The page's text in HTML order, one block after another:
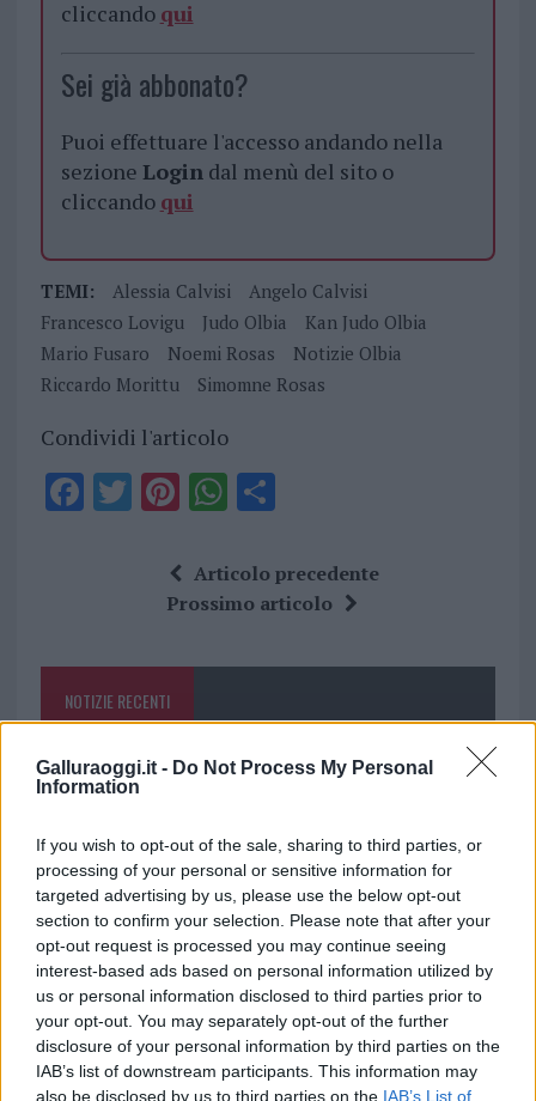
Galluraoggi.it - Do Not Process My Personal
Information
If you wish to opt-out of the sale, sharing to third parties, or
processing of your personal or sensitive information for
targeted advertising by us, please use the below opt-out
section to confirm your selection. Please note that after your
opt-out request is processed you may continue seeing
interest-based ads based on personal information utilized by
us or personal information disclosed to third parties prior to
your opt-out. You may separately opt-out of the further
disclosure of your personal information by third parties on the
IAB’s list of downstream participants. This information may
also be disclosed by us to third parties on the IAB’s List of
cliccando qui
Sei già abbonato?
Puoi effettuare l'accesso andando nella
sezione Logindal menù del sito o
cliccando qui
TEMI: Alessia Calvisi
Angelo Calvisi
Francesco Lovigu
Judo Olbia
Kan Judo Olbia
Mario Fusaro
Noemi Rosas
Notizie Olbia
Riccardo Morittu
Simomne Rosas
Condividi l'articolo
F
o
k
T Pi
te
re
W
at
s
p
p
S
a
re
Articolo precedente
Prossimo articolo
NOTIZIE RECENTI
Controlli all’aeroporto di Olbia, sequestrati
Migliori cliniche di estetica medicale avanzata
in Europa: classifica dei 5 centri di riferimento
pe…
Incendi, a San Pasquale arriva il Campo Base:
l’inaugurazione
Andrea Mura conquista Palau: grande